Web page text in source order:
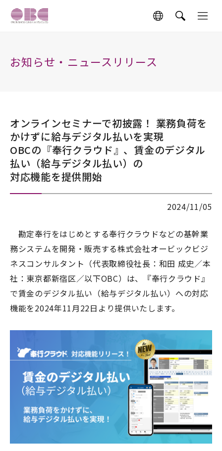
お知らせ・ニュースリリース
オンラインセミナーで初披露！ 業務負荷を
かけずに給与デジタル払いを実現
OBCの『奉行クラウド』、賃金のデジタル
払い（給与デジタル払い）の
対応機能を提供開始
2024/11/05
勘定奉行をはじめとする奉行クラウドなどの基幹業
務システムを開発・販売する株式会社オービックビジ
ネスコンサルタント（代表取締役社長：和田 成史／本
社：東京都新宿区／以下OBC）は、『奉行クラウド』
で賃金のデジタル払い（給与デジタル払い）への対応
機能を2024年11月22日より提供いたします。